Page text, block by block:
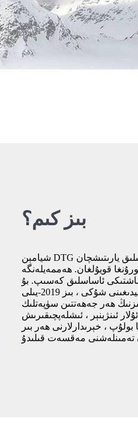
بىز كىم؟
شيامېن DTG تېخنىكا چەكلىك شىركىتى جۇڭگونىڭ شيامېنغا جايلاشقان يېڭىلىق يارىتىشچان
قويۇلغان. ھەممەيلەنگە
ئاساسلىق كەسىپ. بۇ
كەسىپتە 20 يىل تەجرىبىسى بار. تىلغا ئېلىشقا ئەرزىيدىغىنى شۇكى ، بىز 2019-يىلى ISO
ھەر جەھەتتىن سۈپەتلىك
ئىنژېنېر ، ئىشلەپچىقىرىش
، خېرىدارلارنى ھەر بىر